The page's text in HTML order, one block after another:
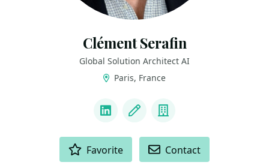
Clément Serafin
Global Solution Architect AI
Paris, France
LinkedInBlog Company
Favorite Contact